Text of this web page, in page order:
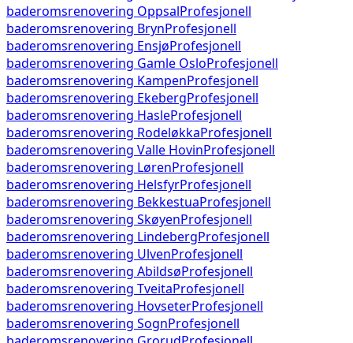
baderomsrenovering OppsalProfesjonell
baderomsrenovering BrynProfesjonell
baderomsrenovering EnsjøProfesjonell
baderomsrenovering Gamle OsloProfesjonell
baderomsrenovering KampenProfesjonell
baderomsrenovering EkebergProfesjonell
baderomsrenovering HasleProfesjonell
baderomsrenovering RodeløkkaProfesjonell
baderomsrenovering Valle HovinProfesjonell
baderomsrenovering LørenProfesjonell
baderomsrenovering HelsfyrProfesjonell
baderomsrenovering BekkestuaProfesjonell
baderomsrenovering SkøyenProfesjonell
baderomsrenovering LindebergProfesjonell
baderomsrenovering UlvenProfesjonell
baderomsrenovering AbildsøProfesjonell
baderomsrenovering TveitaProfesjonell
baderomsrenovering HovseterProfesjonell
baderomsrenovering SognProfesjonell